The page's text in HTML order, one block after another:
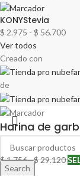
KONYStevia
$ 2.975 - $ 56.700
Ver todos
Creado con
de
Search
Harina de
$1.756-$29.120